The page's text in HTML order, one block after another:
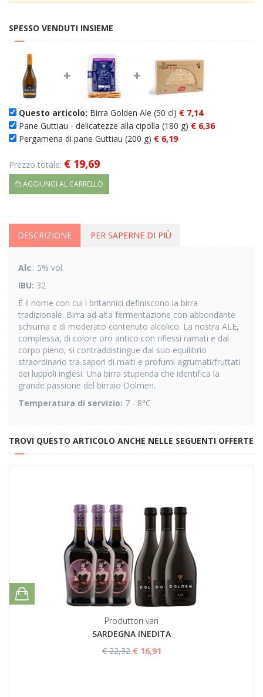
SPESSO VENDUTI INSIEME
Questo articolo: Birra Golden Ale (50 cl) € 7,14
Pane Guttiau - delicatezze alla cipolla (180 g) € 6,36
Pergamena di pane Guttiau (200 g) € 6,19
Prezzo totale: € 19,69
AGGIUNGI AL CARRELLO
DESCRIZIONE PER SAPERNE DI PIÙ
Alc.: 5% vol.
IBU: 32
È il nome con cui i britannici definiscono la birra
tradizionale. Birra ad alta fermentazione con abbondante
schiuma e di moderato contenuto alcolico. La nostra ALE,
complessa, di colore oro antico con riflessi ramati e dal
corpo pieno, si contraddistingue dal suo equilibrio
straordinario tra sapori di malti e profumi agrumati/fruttati
dei luppoli inglesi. Una birra stupenda che identifica la
grande passione del birraio Dolmen.
Temperatura di servizio: 7 - 8°C
TROVI QUESTO ARTICOLO ANCHE NELLE SEGUENTI OFFERTE
Produttori vari
SARDEGNA INEDITA
€ 22,32 € 16,91